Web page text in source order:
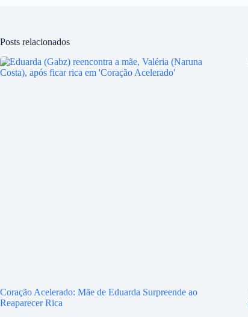
Posts relacionados
Coração Acelerado: Mãe de Eduarda Surpreende ao
Reaparecer Rica